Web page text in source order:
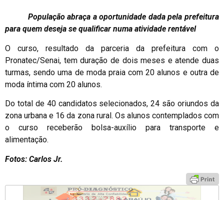
População abraça a oportunidade dada pela prefeitura
para quem deseja se qualificar numa atividade rentável
O curso, resultado da parceria da prefeitura com o
Pronatec/Senai, tem duração de dois meses e atende duas
turmas, sendo uma de moda praia com 20 alunos e outra de
moda íntima com 20 alunos.
Do total de 40 candidatos selecionados, 24 são oriundos da
zona urbana e 16 da zona rural. Os alunos contemplados com
o curso receberão bolsa-auxílio para transporte e
alimentação.
Fotos: Carlos Jr.